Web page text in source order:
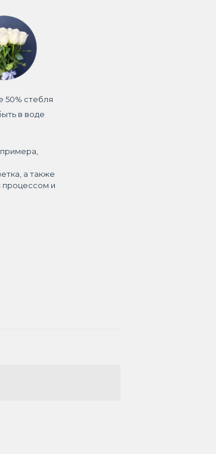
50% стебля
в воде
а также
процессом и